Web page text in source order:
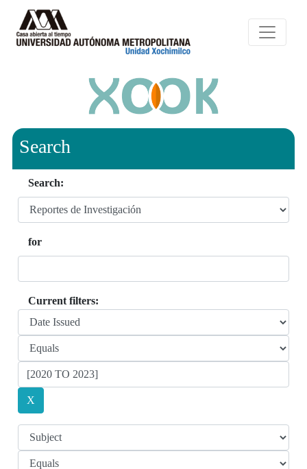
Search
Search:
for
Current filters: